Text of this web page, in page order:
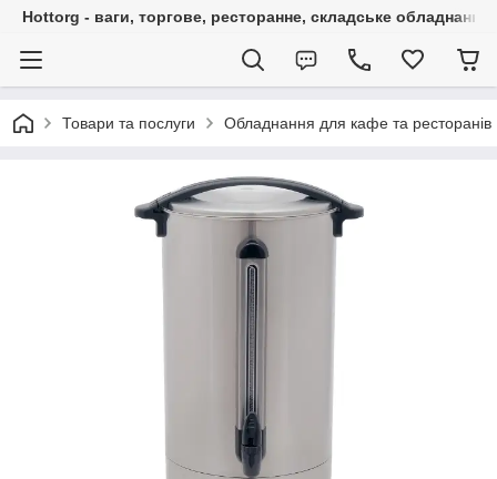
Hottorg - ваги, торгове, ресторанне, складське обладнання
Товари та послуги Обладнання для кафе та ресторанів